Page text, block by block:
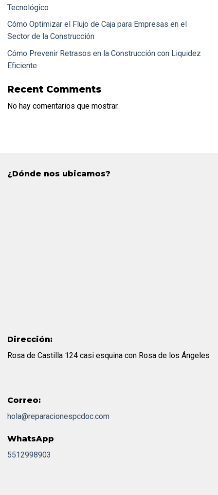
Tecnológico
Cómo Optimizar el Flujo de Caja para Empresas en el
Sector de la Construcción
Cómo Prevenir Retrasos en la Construcción con Liquidez
Eficiente
Recent Comments
No hay comentarios que mostrar.
¿Dónde nos ubicamos?
Dirección:
Rosa de Castilla 124 casi esquina con Rosa de los Ángeles
Correo:
hola@reparacionespcdoc.com
WhatsApp
5512998903